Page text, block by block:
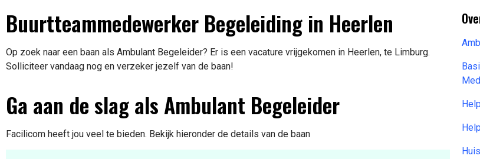
Buurtteammedewerker Begeleiding in Heerlen
Op zoek naar een baan als Ambulant Begeleider? Er is een vacature vrijgekomen in Heerlen, te Limburg.
Solliciteer vandaag nog en verzeker jezelf van de baan!
Ga aan de slag als Ambulant Begeleider
Facilicom heeft jou veel te bieden. Bekijk hieronder de details van de baan